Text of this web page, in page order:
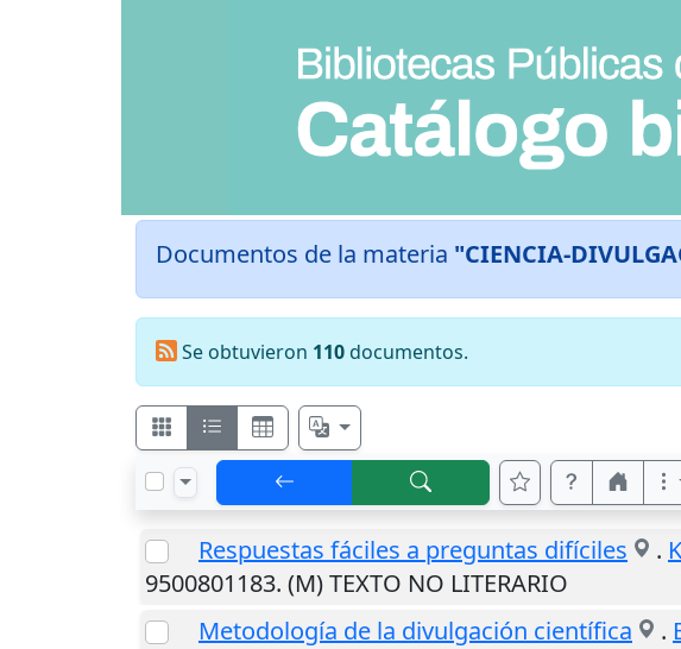
Documentos de la materia "CIENCIA-
Se obtuvieron 110documentos.
Respuestas fáciles a preguntas difíciles .
9500801183. (M) TEXTO NO LITERARIO
Metodología de la divulgación científica
.